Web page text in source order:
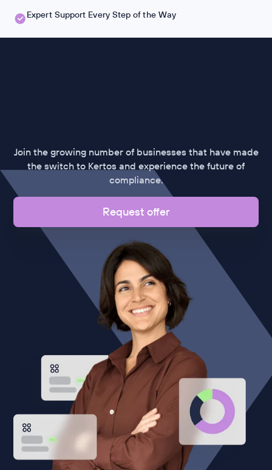
Expert Support Every Step of the Way
Join the growing number of businesses that have made
the switch to Kertos and experience the future of
compliance.
Request offer